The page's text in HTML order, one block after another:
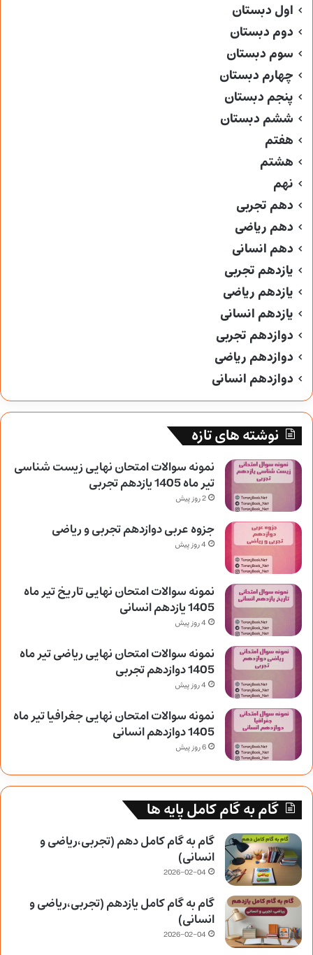
اول دبستان
دوم دبستان
سوم دبستان
چهارم دبستان
پنجم دبستان
ششم دبستان
هفتم
هشتم
نهم
دهم تجربی
دهم ریاضی
دهم انسانی
یازدهم تجربی
یازدهم ریاضی
یازدهم انسانی
دوازدهم تجربی
دوازدهم ریاضی
دوازدهم انسانی
نوشته های تازه
نمونه سوالات امتحان نهایی زیست شناسی
تیر ماه 1405 یازدهم تجربی
2 روز پیش
جزوه عربی دوازدهم تجربی و ریاضی
4 روز پیش
نمونه سوالات امتحان نهایی تاریخ تیر ماه
1405 یازدهم انسانی
4 روز پیش
نمونه سوالات امتحان نهایی ریاضی تیر ماه
1405 دوازدهم تجربی
4 روز پیش
نمونه سوالات امتحان نهایی جغرافیا تیر ماه
1405 دوازدهم انسانی
6 روز پیش
گام به گام کامل پایه ها
گام به گام کامل دهم (تجربی،ریاضی و
انسانی)
2026-02-04
گام به گام کامل یازدهم (تجربی،ریاضی و
انسانی)
2026-02-04